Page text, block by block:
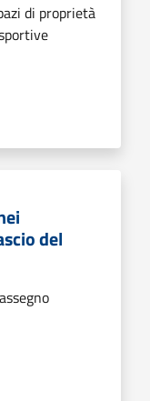
di proprietà
del